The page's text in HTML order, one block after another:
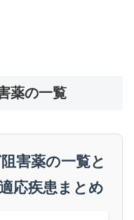
薬の一覧
害薬の一覧と
応疾患まとめ